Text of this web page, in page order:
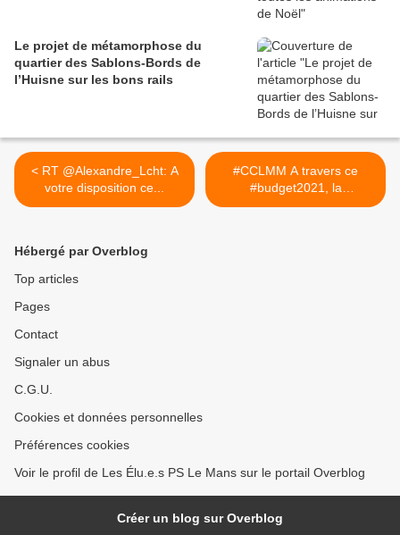
Le projet de métamorphose du
quartier des Sablons-Bords de
l’Huisne sur les bons rails
< RT @Alexandre_Lcht: A
votre disposition ce...
#CCLMM A travers ce
#budget2021, la
Collectivité... >
Hébergé par Overblog
Top articles
Pages
Contact
Signaler un abus
C.G.U.
Cookies et données personnelles
Préférences cookies
Voir le profil de Les Élu.e.s PS Le Mans sur le portail Overblog
Créer un blog sur Overblog